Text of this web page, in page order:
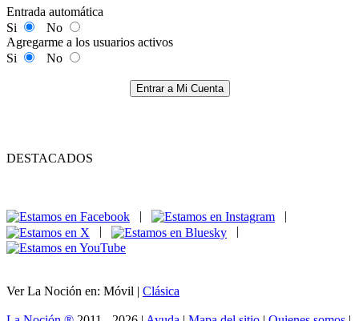
Entrada automática
Si
No
Agregarme a los usuarios activos
Si
No
Entrar a Mi Cuenta
DESTACADOS
|
|
|
|
Ver La Noción en: Móvil | Clásica